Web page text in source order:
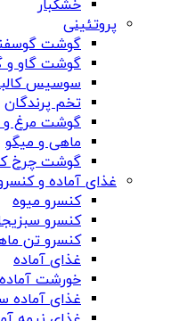
خشکبار
پروتئینی
گوشت
گوشت گاو و
سوسیس
تخم پرندگان
گوشت مرغ و
ماهی و میگو
گوشت چرخ
غذای آماده و
کنسرو میوه
کنسرو
کنسرو تن
غذای آماده
خورشت آماده
غذای آماده